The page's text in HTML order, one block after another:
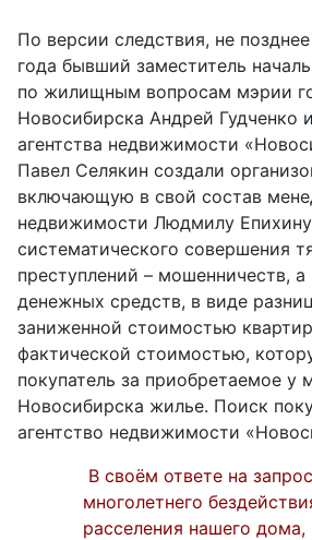
По версии следствия, не
года бывший заместитель
по жилищным вопросам мэрии
Новосибирска Андрей Гудченко
агентства недвижимости
Павел Селякин создали
включающую в свой состав
недвижимости Людмилу
систематического совершения
преступлений – мошенничеств,
денежных средств, в виде
заниженной стоимостью
фактической стоимостью,
покупатель за приобретаемое у
Новосибирска жилье. Поиск
агентство недвижимости
В своём ответе на
многолетнего
расселения нашего